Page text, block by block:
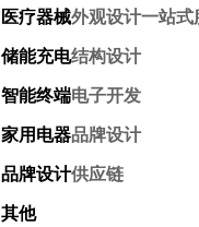
医疗器械
储能充电
智能终端
家用电器
品牌设计
其他
外观设计
结构设计
电子开发
品牌设计
供应链
一站式